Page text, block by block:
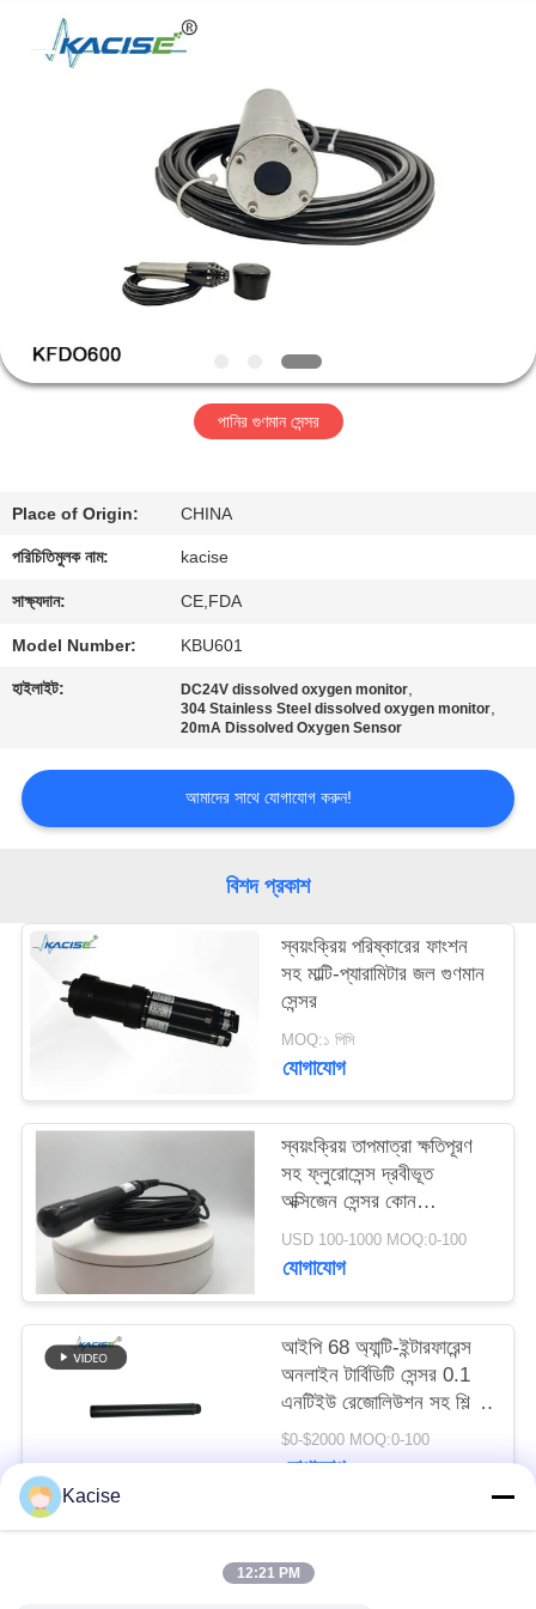
আমাদের
সম্পর্কে
ভ্রমণ
মান
নিয়ন্ত্রণ
আমাদের
যোগাযোগ
করুন
ক্ষেত্রেই
উদ্ধৃতির
জন্য
সাইট
ম্যাপ
গোপনীয়তা
Optronics
Co.,Ltd..
পানির গুণমান সেন্সর
Place of Origin: CHINA
পরিচিতিমুলক নাম: kacise
সাক্ষ্যদান: CE,FDA
Model Number: KBU601
হাইলাইট: DC24V dissolved oxygen monitor,
304 Stainless Steel dissolved oxygen monitor,
20mA Dissolved Oxygen Sensor
আমাদের সাথে যোগাযোগ করুন!
বিশদ প্রকাশ
স্বয়ংক্রিয় পরিষ্কারের ফাংশন
সহ মাল্টি-প্যারামিটার জল গুণমান
সেন্সর
MOQ:১ পিসি
যোগাযোগ
স্বয়ংক্রিয় তাপমাত্রা ক্ষতিপূরণ
সহ ফ্লুরোসেন্স দ্রবীভূত
অক্সিজেন সেন্সর কোন
ইলেক্ট্রোলাইট প্রয়োজন এবং
RS485 আউটপুট
USD 100-1000 MOQ:0-100
যোগাযোগ
আইপি 68 অ্যান্টি-ইন্টারফারেন্স
অনলাইন টার্বিডিটি সেন্সর 0.1
এনটিইউ রেজোলিউশন সহ শিল্প
জল মানের পর্যবেক্ষণের জন্য
$0-$2000 MOQ:0-100
যোগাযোগ
Kacise
12:21 PM